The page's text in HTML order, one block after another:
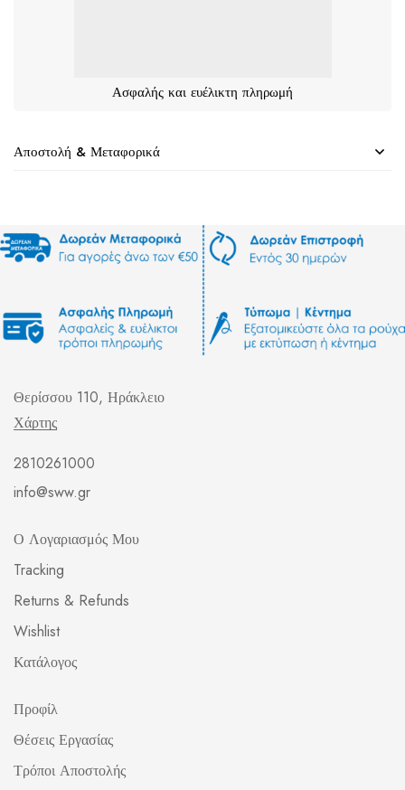
Ασφαλής και ευέλικτη πληρωμή
Αποστολή & Μεταφορικά
Θερίσσου 110, Ηράκλειο
Χάρτης
2810261000
info@sww.gr
Ο Λογαριασμός Μου
Tracking
Returns & Refunds
Wishlist
Κατάλογος
Προφίλ
Θέσεις Εργασίας
Τρόποι Αποστολής